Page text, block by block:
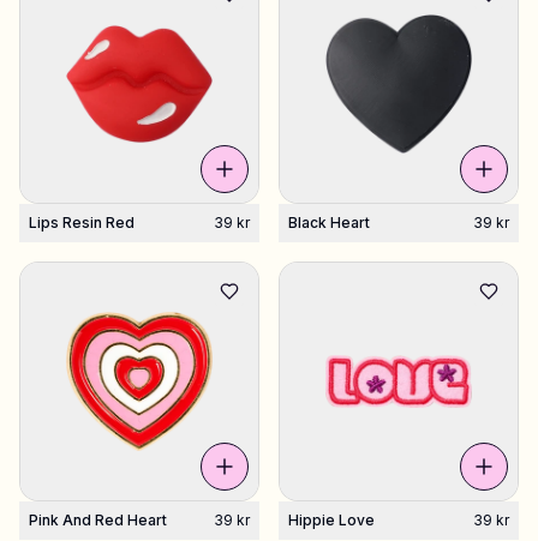
Lips Resin Red 39 kr Black Heart 39 kr
Pink And Red Heart 39 kr Hippie Love 39 kr